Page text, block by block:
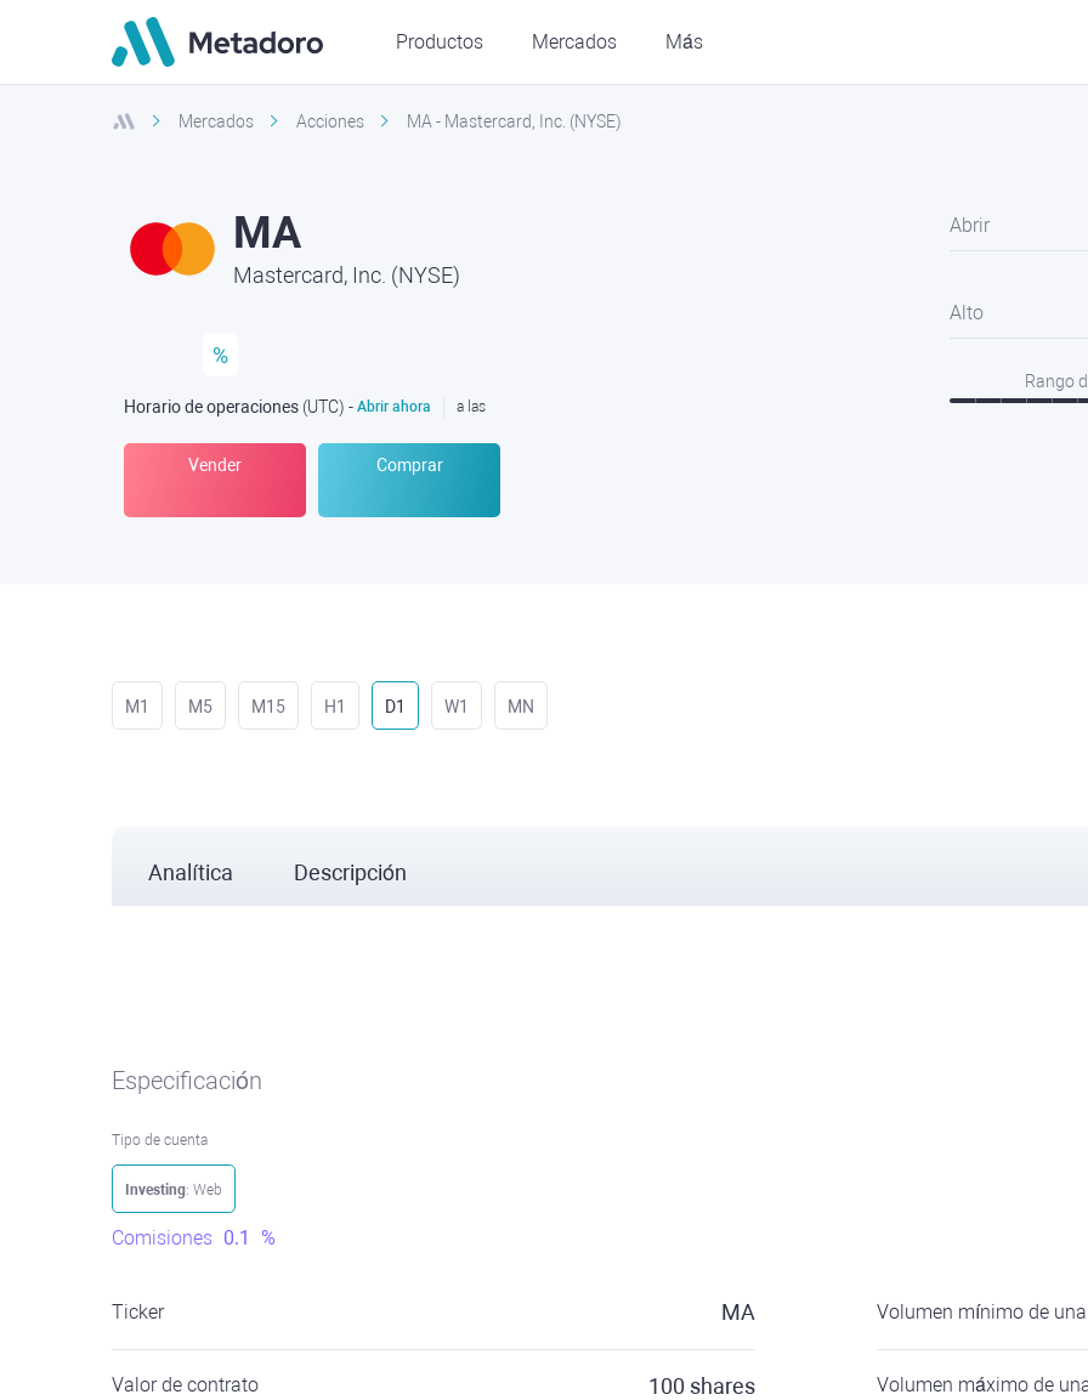
Productos Mercados Más
Mercados Acciones MA - Mastercard, Inc. (NYSE)
MA
Mastercard, Inc. (NYSE)
%
Horario de operaciones (UTC) - Abrir ahora a las
Vender Comprar
Abrir
Alto
Rango
M1 M5 M15 H1 D1 W1 MN
Analítica Descripción
Especificación
Tipo de cuenta
Investing: Web
Comisiones 0.1 %
Ticker MA
Valor de contrato 100 shares
Volumen mínimo de
Volumen máximo de